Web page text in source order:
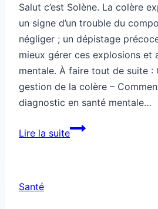
Salut c’est Solène. La colère
un signe d’un trouble du
négliger ; un dépistage
mieux gérer ces explosions et
mentale. À faire tout de suite :
gestion de la colère –
diagnostic en santé mentale…
Lire la suiteSanté:
Santé